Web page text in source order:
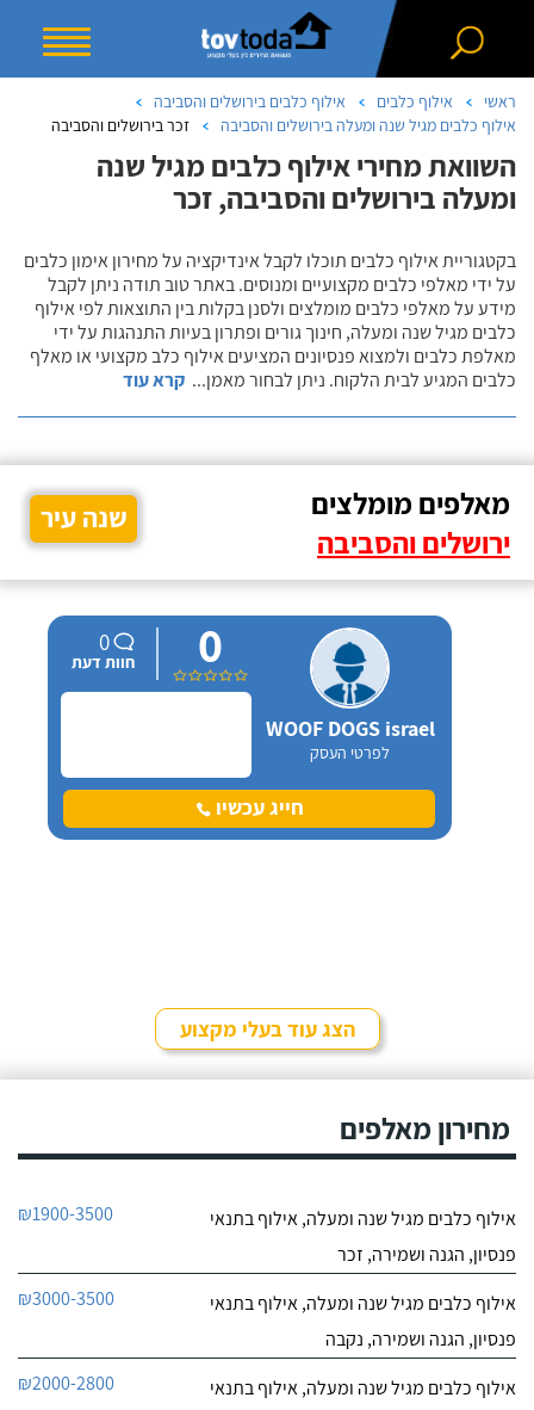
ראשי אילוף כלבים
אילוף כלבים בירושלים והסביבה
אילוף כלבים מגיל שנה ומעלה בירושלים והסביבה
זכר בירושלים והסביבה
השוואת מחירי אילוף כלבים מגיל שנה
ומעלה בירושלים והסביבה, זכר
בקטגוריית אילוף כלבים תוכלו לקבל אינדיקציה על מחירון אימון כלבים
על ידי מאלפי כלבים מקצועיים ומנוסים. באתר טוב תודה ניתן לקבל
מידע על מאלפי כלבים מומלצים ולסנן בקלות בין התוצאות לפי אילוף
כלבים מגיל שנה ומעלה, חינוך גורים ופתרון בעיות התנהגות על ידי
מאלפת כלבים ולמצוא פנסיונים המציעים אילוף כלב מקצועי או מאלף
כלבים המגיע לבית הלקוח. ניתן לבחור מאמן... קרא עוד
מאלפים מומלצים
ירושלים והסביבה
שנה עיר
WOOF DOGS israel
לפרטי העסק
0
0
חוות דעת
חייג עכשיו
הצג עוד בעלי מקצוע
מחירון מאלפים
אילוף כלבים מגיל שנה ומעלה, אילוף בתנאי
פנסיון, הגנה ושמירה, זכר
₪1900-3500
אילוף כלבים מגיל שנה ומעלה, אילוף בתנאי
פנסיון, הגנה ושמירה, נקבה
₪3000-3500
אילוף כלבים מגיל שנה ומעלה, אילוף בתנאי
₪2000-2800